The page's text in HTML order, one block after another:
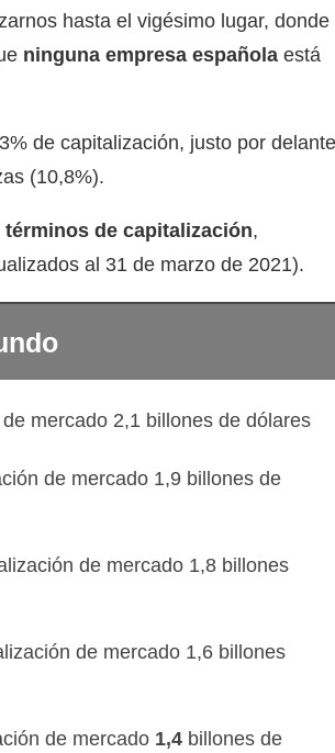
hasta el vigésimo lugar, donde
ninguna empresa española está
de capitalización, justo por delante
(10,8%).
de capitalización,
al 31 de marzo de 2021).
mercado 2,1 billones de dólares
de mercado 1,9 billones de
de mercado 1,8 billones
de mercado 1,6 billones
de mercado 1,4 billones de